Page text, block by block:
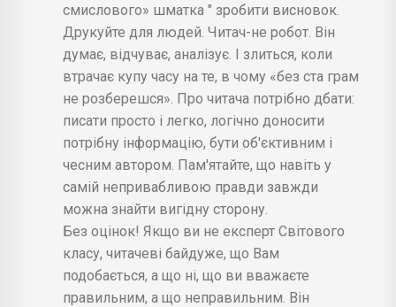
смислового» шматка " зробити висновок.
Друкуйте для людей. Читач-не робот. Він
думає, відчуває, аналізує. І злиться, коли
втрачає купу часу на те, в чому «без ста грам
не розберешся». Про читача потрібно дбати:
писати просто і легко, логічно доносити
потрібну інформацію, бути об'єктивним і
чесним автором. Пам'ятайте, що навіть у
самій непривабливою правди завжди
можна знайти вигідну сторону.
Без оцінок! Якщо ви не експерт Світового
класу, читачеві байдуже, що Вам
подобається, а що ні, що ви вважаєте
правильним, а що неправильним. Він